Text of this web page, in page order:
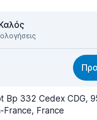
Bp 332 Cedex CDG,
France, France